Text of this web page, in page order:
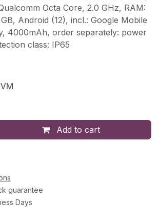
Octa Core, 2.0 GHz, RAM:
Android (12), incl.: Google Mobile
4000mAh, order separately: power
class: IP65
Add to cart
guarantee
Days